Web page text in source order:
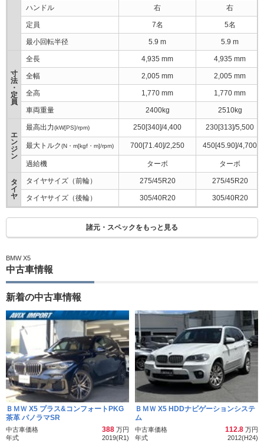
ハンドル 右 右
定員 7名 5名
最小回転半径 5.9 m 5.9 m
寸
法
・
定
員
全長 4,935 mm 4,935 mm
全幅 2,005 mm 2,005 mm
全高 1,770 mm 1,770 mm
車両重量 2400kg 2510kg
エ
ン
ジ
ン
最高出力(kW[PS]/rpm) 250[340]/4,400 230[313]/5,500
最大トルク(N・m[kgf・m]/rpm) 700[71.40]/2,250 450[45.90]/4,700
過給機 ターボ ターボ
タ
イ
ヤ
タイヤサイズ（前輪） 275/45R20 275/45R20
タイヤサイズ（後輪） 305/40R20 305/40R20
諸元・スペックをもっと見る
BMW X5
中古車情報
新着の中古車情報
ＢＭＷ X5 プラス&コンフォートPKG
茶革 パノラマSR
中古車価格 388 万円
年式
2019(R1)
ＢＭＷ X5 HDDナビゲーションシステ
ム
中古車価格 112.8 万円
年式
2012(H24)